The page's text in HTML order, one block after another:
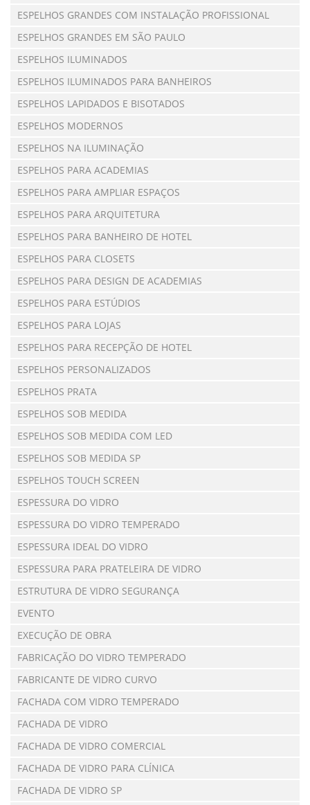
ESPELHOS GRANDES COM INSTALAÇÃO PROFISSIONAL
ESPELHOS GRANDES EM SÃO PAULO
ESPELHOS ILUMINADOS
ESPELHOS ILUMINADOS PARA BANHEIROS
ESPELHOS LAPIDADOS E BISOTADOS
ESPELHOS MODERNOS
ESPELHOS NA ILUMINAÇÃO
ESPELHOS PARA ACADEMIAS
ESPELHOS PARA AMPLIAR ESPAÇOS
ESPELHOS PARA ARQUITETURA
ESPELHOS PARA BANHEIRO DE HOTEL
ESPELHOS PARA CLOSETS
ESPELHOS PARA DESIGN DE ACADEMIAS
ESPELHOS PARA ESTÚDIOS
ESPELHOS PARA LOJAS
ESPELHOS PARA RECEPÇÃO DE HOTEL
ESPELHOS PERSONALIZADOS
ESPELHOS PRATA
ESPELHOS SOB MEDIDA
ESPELHOS SOB MEDIDA COM LED
ESPELHOS SOB MEDIDA SP
ESPELHOS TOUCH SCREEN
ESPESSURA DO VIDRO
ESPESSURA DO VIDRO TEMPERADO
ESPESSURA IDEAL DO VIDRO
ESPESSURA PARA PRATELEIRA DE VIDRO
ESTRUTURA DE VIDRO SEGURANÇA
EVENTO
EXECUÇÃO DE OBRA
FABRICAÇÃO DO VIDRO TEMPERADO
FABRICANTE DE VIDRO CURVO
FACHADA COM VIDRO TEMPERADO
FACHADA DE VIDRO
FACHADA DE VIDRO COMERCIAL
FACHADA DE VIDRO PARA CLÍNICA
FACHADA DE VIDRO SP